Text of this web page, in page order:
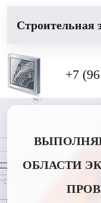
Cтроительная
+7
ОБЛАСТИ